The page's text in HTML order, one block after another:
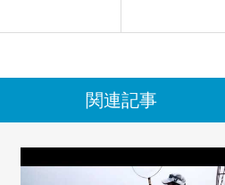
関連記事